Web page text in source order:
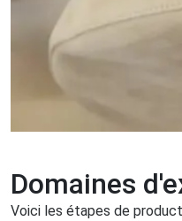
Domaines
Voici les étapes de